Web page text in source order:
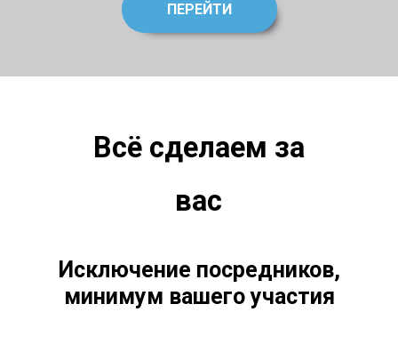
ПЕРЕЙТИ
Всё сделаем за
вас
Исключение посредников,
минимум вашего участия